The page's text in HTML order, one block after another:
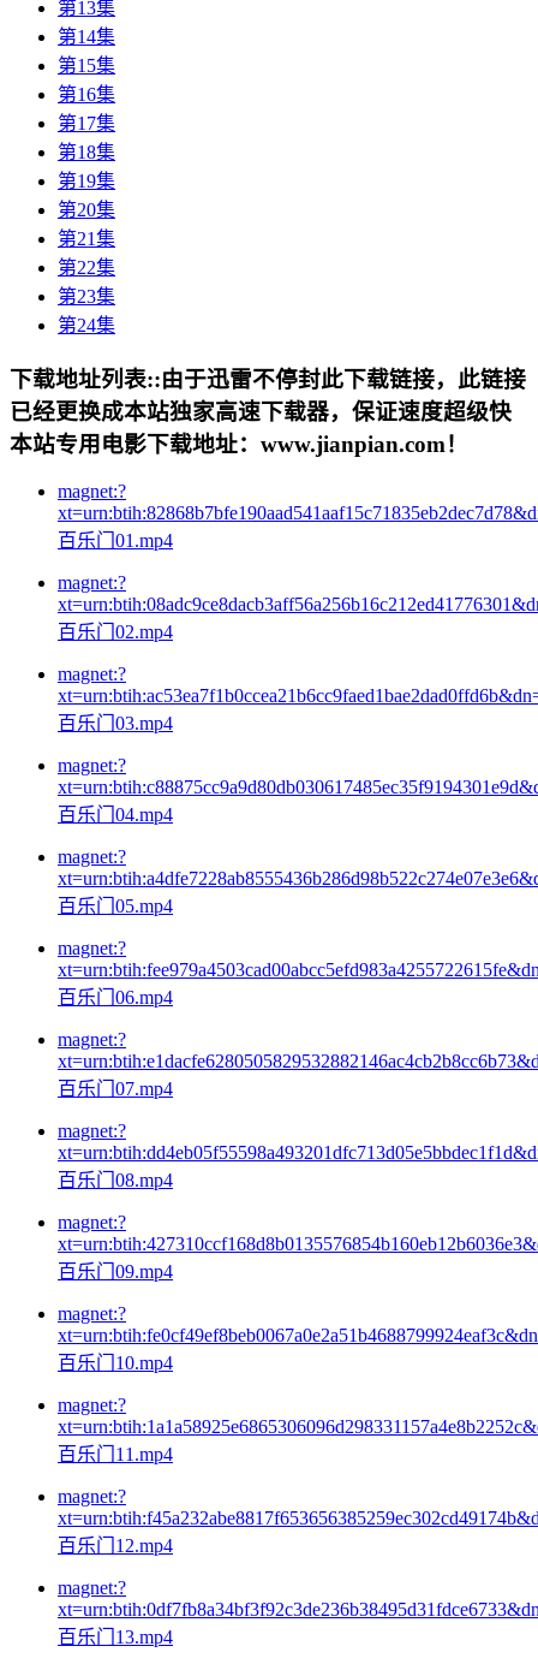
第13集
第14集
第15集
第16集
第17集
第18集
第19集
第20集
第21集
第22集
第23集
第24集
下载地址列表::由于迅雷不停封此下载链接，此链接
已经更换成本站独家高速下载器，保证速度超级快
本站专用电影下载地址：www.jianpian.com！
magnet:?
百乐门01.mp4
magnet:?
百乐门02.mp4
magnet:?
百乐门03.mp4
magnet:?
百乐门04.mp4
magnet:?
百乐门05.mp4
magnet:?
百乐门06.mp4
magnet:?
百乐门07.mp4
magnet:?
百乐门08.mp4
magnet:?
百乐门09.mp4
magnet:?
百乐门10.mp4
magnet:?
百乐门11.mp4
magnet:?
百乐门12.mp4
magnet:?
百乐门13.mp4